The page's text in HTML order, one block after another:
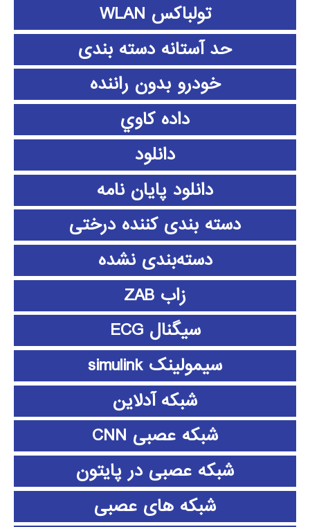
تولباکس WLAN
حد آستانه دسته بندی
خودرو بدون راننده
داده كاوي
دانلود
دانلود پايان نامه
دسته بندی کننده درختی
دسته‌بندی نشده
زاب ZAB
سیگنال ECG
سیمولینک simulink
شبکه آدلاین
شبکه عصبی CNN
شبکه عصبی در پایتون
شبکه های عصبی